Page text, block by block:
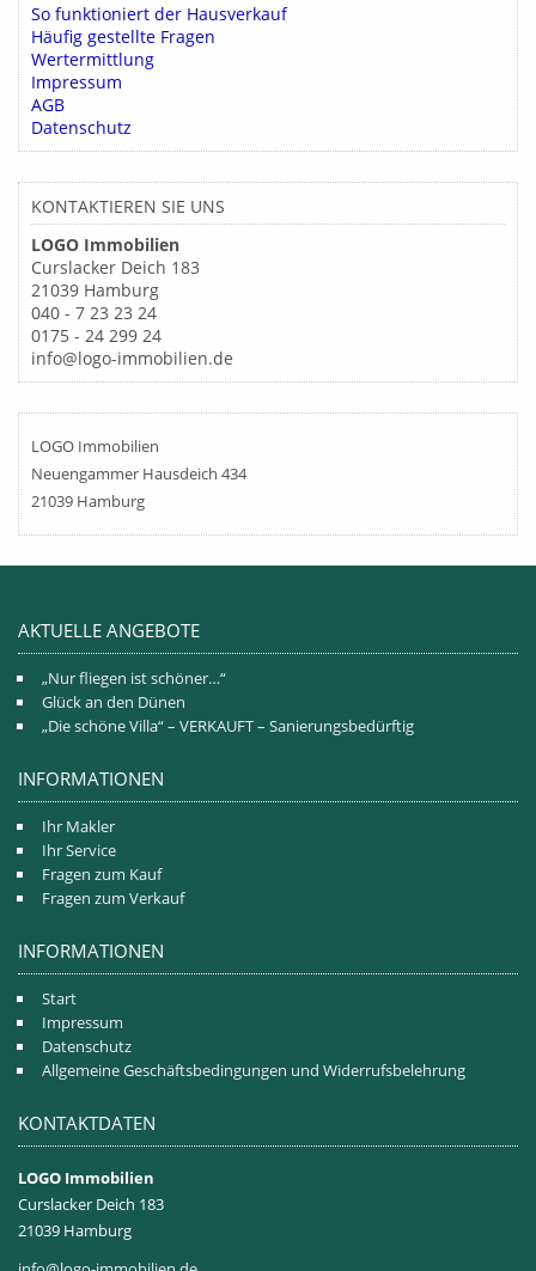
So funktioniert der Hausverkauf
Häufig gestellte Fragen
Wertermittlung
Impressum
AGB
Datenschutz
KONTAKTIEREN SIE UNS
LOGO Immobilien
Curslacker Deich 183
21039 Hamburg
040 - 7 23 23 24
0175 - 24 299 24
info@logo-immobilien.de
LOGO Immobilien
Neuengammer Hausdeich 434
21039 Hamburg
AKTUELLE ANGEBOTE
„Nur fliegen ist schöner…“
Glück an den Dünen
„Die schöne Villa“ – VERKAUFT – Sanierungsbedürftig
INFORMATIONEN
Ihr Makler
Ihr Service
Fragen zum Kauf
Fragen zum Verkauf
INFORMATIONEN
Start
Impressum
Datenschutz
Allgemeine Geschäftsbedingungen und Widerrufsbelehrung
KONTAKTDATEN
LOGO Immobilien
Curslacker Deich 183
21039 Hamburg